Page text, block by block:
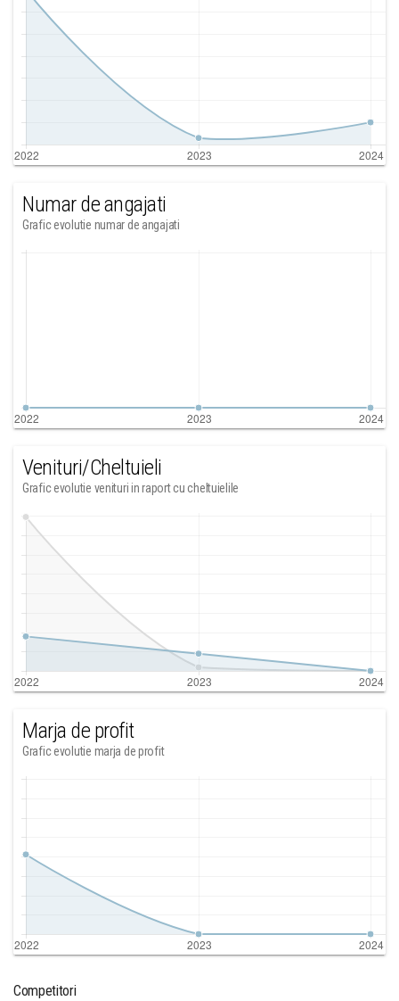
Numar de angajati
Grafic evolutie numar de angajati
Venituri/Cheltuieli
Grafic evolutie venituri in raport cu cheltuielile
Marja de profit
Grafic evolutie marja de profit
Competitori